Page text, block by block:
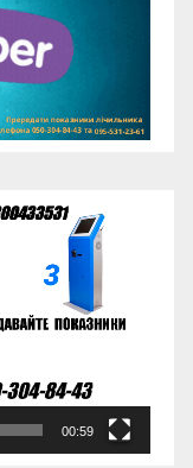
00:59